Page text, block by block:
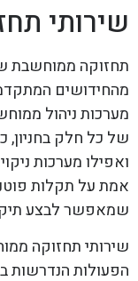
שירותי
תחזוקה ממוחשבת
מהחידושים
מערכות ניהול
של כל חלק בחניון,
ואפילו מערכות
אמת על תקלות
שמאפשר לבצע
שירותי תחזוקה
הפעולות הנדרשות